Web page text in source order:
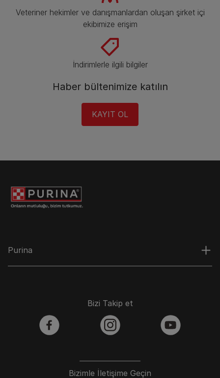
Veteriner hekimler ve danışmanlardan oluşan şirket içi
ekibimize erişim
İndirimlerle ilgili bilgiler​
Haber bültenimize katılın​
KAYIT OL​
Purina
Bizimle İletişime Geçin
Bizi Takip et
facebook instagram youtube